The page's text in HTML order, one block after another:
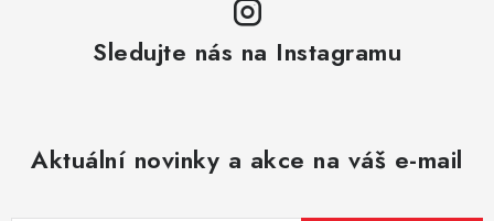
Sledujte nás na Instagramu
Aktuální novinky a akce na váš e-mail